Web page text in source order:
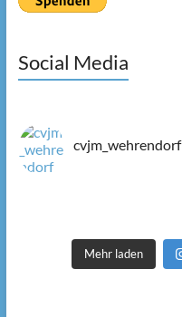
Social Media
cvjm_wehrendorf
Mehr laden